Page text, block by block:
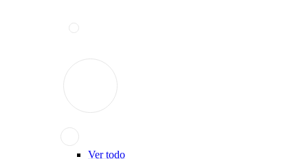
Ver todo